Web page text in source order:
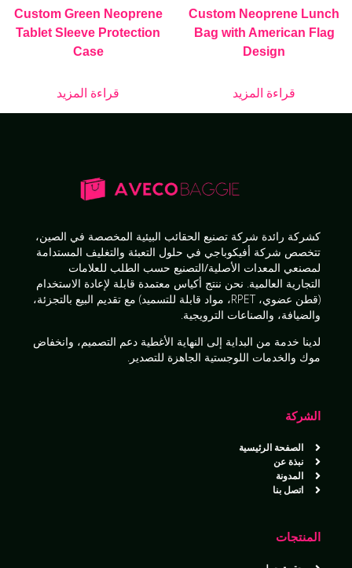
Custom Neoprene Lunch
Bag with American Flag
Design
قراءة المزيد
Custom Green Neoprene
Tablet Sleeve Protection
Case
قراءة المزيد
كشركة رائدة شركة تصنيع الحقائب البيئية المخصصة في الصين،
تتخصص شركة أفيكوباجي في حلول التعبئة والتغليف المستدامة
لمصنعي المعدات الأصلية/التصنيع حسب الطلب للعلامات
التجارية العالمية. نحن ننتج أكياس معتمدة قابلة لإعادة الاستخدام
(قطن عضوي، RPET، مواد قابلة للتسميد) مع تقديم
البيع بالتجزئة،
والضيافة، والصناعات الترويجية.
لدينا خدمة من البداية إلى النهاية الأغطية دعم التصميم، وانخفاض
موك والخدمات اللوجستية الجاهزة للتصدير .
الشركة
الصفحة الرئيسية
نبذة عن
المدونة
اتصل بنا
المنتجات